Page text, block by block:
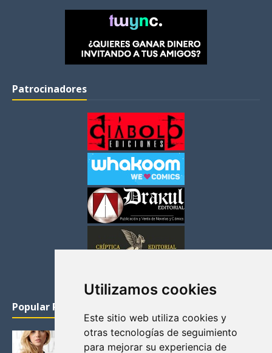
Utilizamos cookies
Este sitio web utiliza cookies y
otras tecnologías de seguimiento
para mejorar su experiencia de
Patrocinadores
Popular Posts
KATHERYN WINNICK: LA ACTRIZ MAS GUAPA DE
VIKINGOS